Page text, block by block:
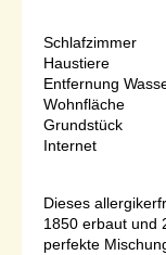
Schlafzimmer
Haustiere
Entfernung
Wohnfläche
Grundstück
Internet
Dieses
1850 erbaut und
perfekte